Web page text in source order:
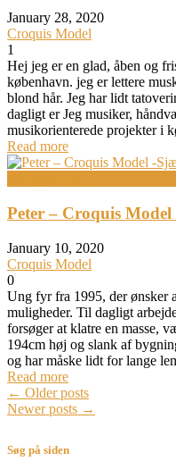
January 28, 2020
Croquis Model
1
Hej jeg er en glad, åben og
københavn. jeg er lettere
blond hår. Jeg har lidt
dagligt er Jeg musiker,
musikorienterede projekter i
Read more
Peter – Croquis
January 10, 2020
Croquis Model
0
Ung fyr fra 1995, der ønsker
muligheder. Til dagligt
forsøger at klatre en masse,
194cm høj og slank af
og har måske lidt for lange
Read more
Posts
navigation
← Older posts
Newer posts →
Søg på siden